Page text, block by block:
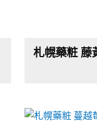
札幌藥粧 藤